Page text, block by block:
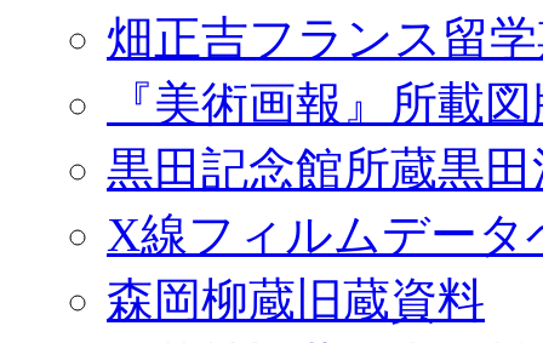
畑正吉フランス留
『美術画報』所載
黒田記念館所蔵黒
X線フィルムデータ
森岡柳蔵旧蔵資料